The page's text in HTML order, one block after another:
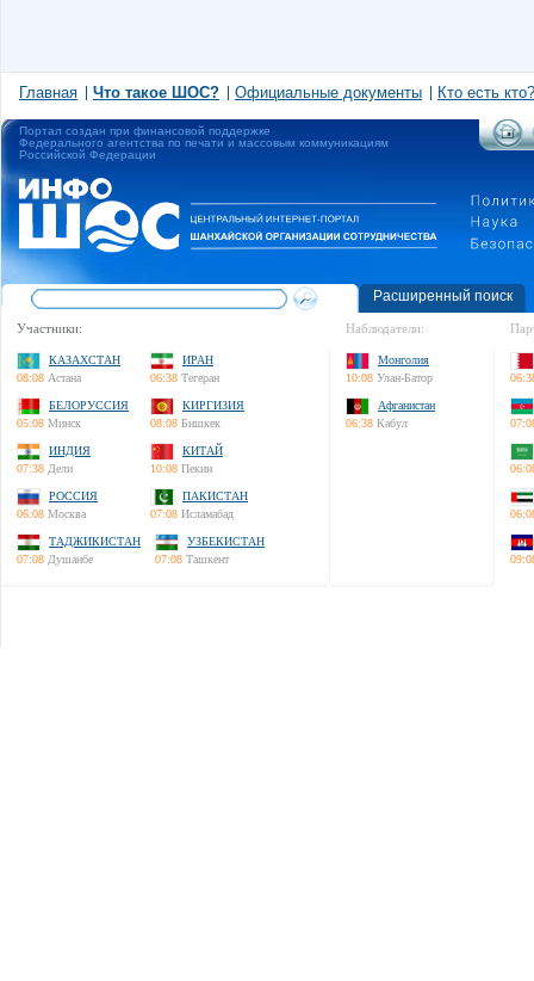
Главная Что такое ШОС? Официальные документы Кто есть кто?
Портал создан при финансовой поддержке
Федерального агентства по печати и массовым коммуникациям
Российской Федерации
Расширенный поиск
Участники:
КАЗАХСТАН
08:08 Астана
ИРАН
06:38 Тегеран
БЕЛОРУССИЯ
05:08 Минск
КИРГИЗИЯ
08:08 Бишкек
ИНДИЯ
07:38 Дели
КИТАЙ
10:08 Пекин
РОССИЯ
06:08 Москва
ПАКИСТАН
07:08 Исламабад
ТАДЖИКИСТАН
07:08 Душанбе
УЗБЕКИСТАН
07:08 Ташкент
Наблюдатели:
Монголия
10:08 Улан-Батор
Афганистан
06:38 Кабул